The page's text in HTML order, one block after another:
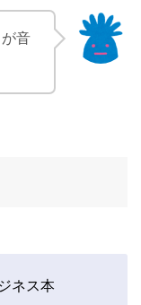
音
ネス本